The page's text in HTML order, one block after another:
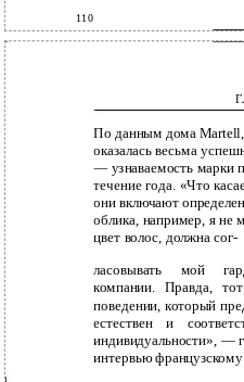
110
По данным дома Martell,
оказалась весьма
— узнаваемость марки
течение года. «Что
они включают
облика, например, я не
цвет волос, должна сог-
ласовывать мой
компании. Правда,
поведении, который
естествен и
индивидуальности», —
интервью